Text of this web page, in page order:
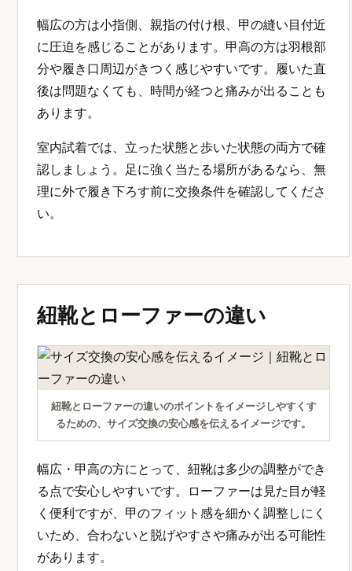
幅広の方は小指側、親指の付け根、甲の縫い目付近
に圧迫を感じることがあります。甲高の方は羽根部
分や履き口周辺がきつく感じやすいです。履いた直
後は問題なくても、時間が経つと痛みが出ることも
あります。
室内試着では、立った状態と歩いた状態の両方で確
認しましょう。足に強く当たる場所があるなら、無
理に外で履き下ろす前に交換条件を確認してくださ
い。
紐靴とローファーの違い
紐靴とローファーの違いのポイントをイメージしやすくす
るための、サイズ交換の安心感を伝えるイメージです。
幅広・甲高の方にとって、紐靴は多少の調整ができ
る点で安心しやすいです。ローファーは見た目が軽
く便利ですが、甲のフィット感を細かく調整しにく
いため、合わないと脱げやすさや痛みが出る可能性
があります。